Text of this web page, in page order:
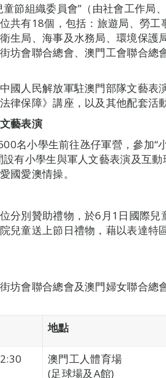
節組織委員會”（由社會工作局
共有18個，包括：旅遊局、勞工
生局、海事及水務局、環境保護
坊會聯合總會、澳門工會聯合總
國人民解放軍駐澳門部隊文藝表
律保障》講座，以及其他配套活動
藝表演
名小學生前往氹仔軍營，參加“
有小學生與軍人文藝表演及互動
國愛澳情操。
分別贊助禮物，於6月1日國際兒
兒童送上節日禮物，藉以表達特
坊會聯合總會及澳門婦女聯合總
地點
澳門工人體育場
(足球場及A館)